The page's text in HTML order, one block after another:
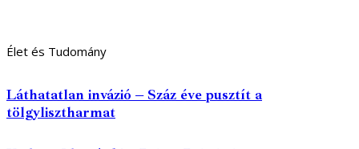
Élet és Tudomány
Láthatatlan invázió – Száz éve pusztít a
tölgylisztharmat